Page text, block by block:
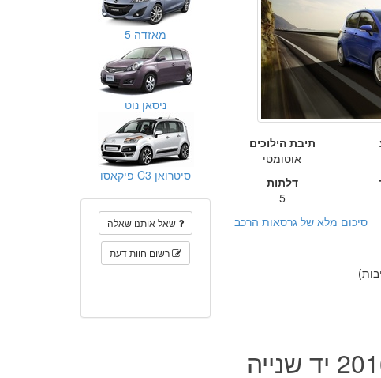
תיבת הילוכים
אוטומטי
דלתות
5
סיכום מלא של גרסאות הרכב
מאזדה 5
ניסאן נוט
סיטרואן C3 פיקאסו
שאל אותנו שאלה
רשום חוות דעת